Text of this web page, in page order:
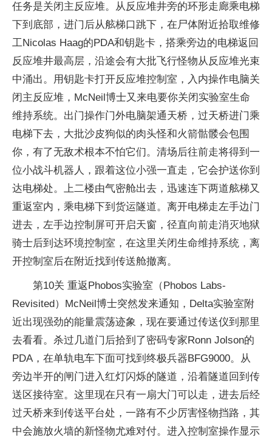
任务是关闭主反应堆。从反应堆井旁的环形走廊乘电梯
下到底部，进门后从舷梯口跳下，在尸体附近拾取维修
工Nicolas Haag的PDA和钥匙卡，搭乘旁边的电梯返回
反应堆井最高层，沿途会有大批飞行怪物从反应堆光束
中涌出。用钥匙卡打开反应堆控制室，入内操作电脑关
闭主反应堆，McNeil博士又来电要你关闭实验室生命
维持系统。出门操作门外电脑架通天桥，过天桥进门乘
电梯下去，大批沙皮狗似的肉头怪和火箭骷髅会包围
你，有了无敌术根本不怕它们。清场后往前走将得到一
位小战斗机器人，跟着这位小强一直走，它会护送你到
达电梯处。上二楼由气密舱出去，迅速连下两道舷梯又
重返室内，乘电梯下到货运隧道。离开电梯走左手边门
进去，左手边控制屏可开启天窗，径直向前走消灭地狱
骑士后到达环境控制室，在这里关闭生命维持系统，离
开控制室后在附近找到传送舱撤离。
第10关 重返Phobos实验室（Phobos Labs-
Revisited）McNeil博士突然发来通知，Delta实验室附
近出现强劲的能量震荡迹象，现在要通过传送仪到那里
去看看。杀过几道门后拾到了密码专家Ronn Jolson的
PDA，在单轨电车下面可找到终极兵器BFG9000。从
旁边半开的闸门进入红灯闪烁的隧道，沿着隧道回到传
送区接待室。这里现在只有一扇大门可以走，进去后经
过天桥来到传送平台处，一路有不少厉害怪物挡路，其
中会施放火墙的新怪物尤难对付。进入控制室操作显示